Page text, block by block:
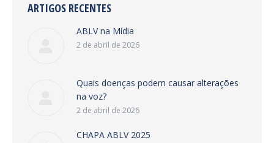
ARTIGOS RECENTES
ABLV na Mídia
2 de abril de 2026
Quais doenças podem causar alterações
na voz?
2 de abril de 2026
CHAPA ABLV 2025